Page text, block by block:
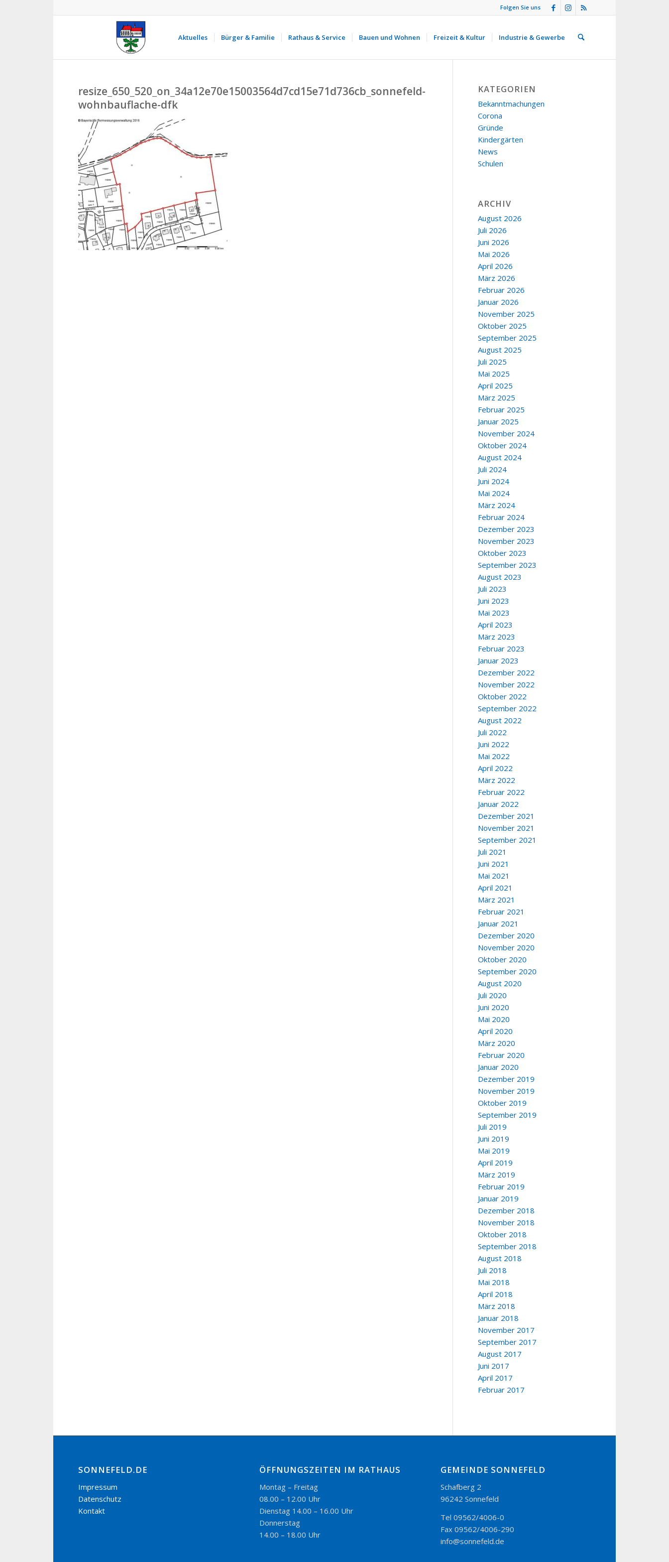
Folgen Sie uns
Aktuelles Bürger & Familie Rathaus & Service Bauen und Wohnen Freizeit & Kultur Industrie & Gewerbe
resize_650_520_on_34a12e70e15003564d7cd15e71d736cb_sonnefeld-
wohnbauflache-dfk
KATEGORIEN
Bekanntmachungen
Corona
Gründe
Kindergärten
News
Schulen
ARCHIV
August 2026
Juli 2026
Juni 2026
Mai 2026
April 2026
März 2026
Februar 2026
Januar 2026
November 2025
Oktober 2025
September 2025
August 2025
Juli 2025
Mai 2025
April 2025
März 2025
Februar 2025
Januar 2025
November 2024
Oktober 2024
August 2024
Juli 2024
Juni 2024
Mai 2024
März 2024
Februar 2024
Dezember 2023
November 2023
Oktober 2023
September 2023
August 2023
Juli 2023
Juni 2023
Mai 2023
April 2023
März 2023
Februar 2023
Januar 2023
Dezember 2022
November 2022
Oktober 2022
September 2022
August 2022
Juli 2022
Juni 2022
Mai 2022
April 2022
März 2022
Februar 2022
Januar 2022
Dezember 2021
November 2021
September 2021
Juli 2021
Juni 2021
Mai 2021
April 2021
März 2021
Februar 2021
Januar 2021
Dezember 2020
November 2020
Oktober 2020
September 2020
August 2020
Juli 2020
Juni 2020
Mai 2020
April 2020
März 2020
Februar 2020
Januar 2020
Dezember 2019
November 2019
Oktober 2019
September 2019
Juli 2019
Juni 2019
Mai 2019
April 2019
März 2019
Februar 2019
Januar 2019
Dezember 2018
November 2018
Oktober 2018
September 2018
August 2018
Juli 2018
Mai 2018
April 2018
März 2018
Januar 2018
November 2017
September 2017
August 2017
Juni 2017
April 2017
Februar 2017
SONNEFELD.DE
Impressum
Datenschutz
Kontakt
ÖFFNUNGSZEITEN IM RATHAUS
Montag – Freitag
08.00 – 12.00 Uhr
Dienstag 14.00 – 16.00 Uhr
Donnerstag
14.00 – 18.00 Uhr
GEMEINDE SONNEFELD
Schafberg 2
96242 Sonnefeld
Tel 09562/4006-0
Fax 09562/4006-290
info@sonnefeld.de